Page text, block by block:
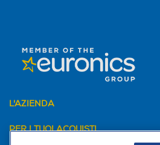
L'AZIENDA
PER I TUOI ACQUISTI